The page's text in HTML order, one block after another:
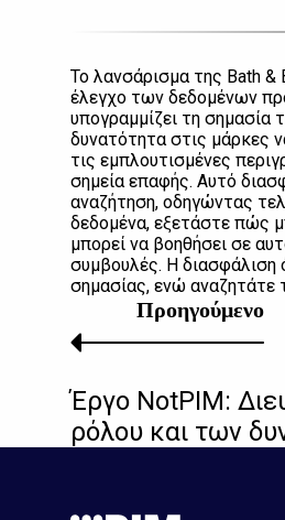
Το λανσάρισμα της Bath &
έλεγχο των δεδομένων
υπογραμμίζει τη σημασία
δυνατότητα στις μάρκες
τις εμπλουτισμένες
σημεία επαφής. Αυτό
αναζήτηση, οδηγώντας
δεδομένα, εξετάστε πώς
μπορεί να βοηθήσει σε
συμβουλές. Η διασφάλιση
σημασίας, ενώ αναζητάτε
Προηγούμενο
Έργο NotPIM:
ρόλου και των